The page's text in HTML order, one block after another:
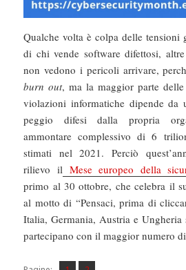
Qualche volta è colpa delle tensioni
di chi vende software difettosi,
non vedono i pericoli arrivare,
burn out, ma la maggior parte
violazioni informatiche dipende da
peggio difesi dalla propria
ammontare complessivo di 6
stimati nel 2021. Perciò
rilievo il Mese europeo della
primo al 30 ottobre, che celebra il
al motto di “Pensaci, prima di
Italia, Germania, Austria e
partecipano con il maggior numero